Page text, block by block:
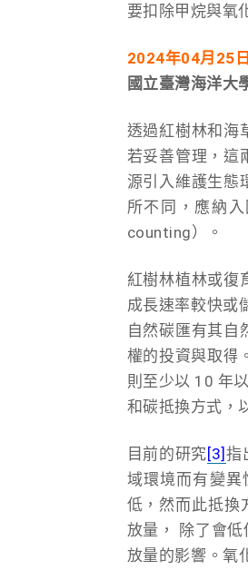
要扣除甲烷與氧
2024年04月25日
國立臺灣海洋大
透過紅樹林和海
若妥善管理，這
源引入維護生態
所不同，應納
counting）。
紅樹林植林或復
成長速率較快或
自然碳匯有其自
權的投資與取得
則至少以 10 年
和碳抵換方式，
目前的研究[3] 指
域環境而有變異
低，然而此抵換
放量， 除了會
放量的影響。氧